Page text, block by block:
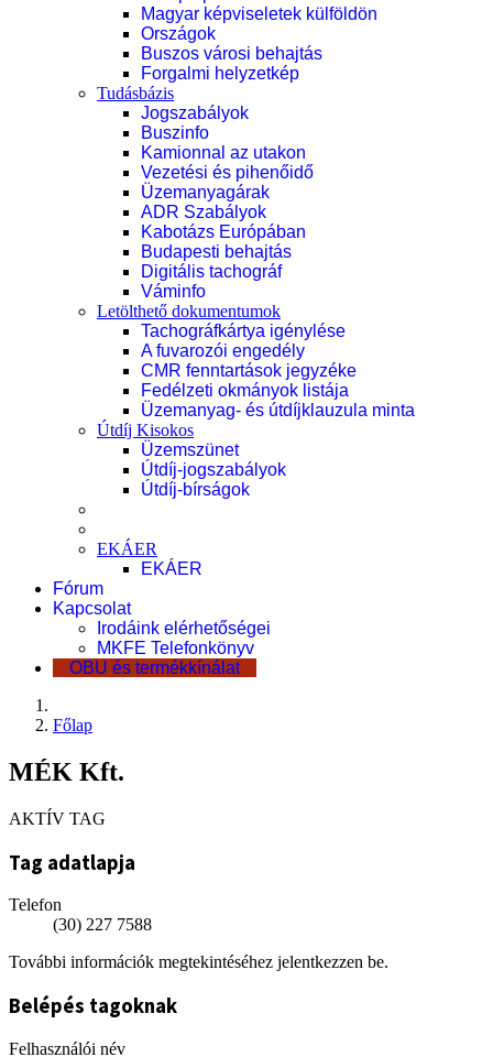
Magyar képviseletek külföldön
Országok
Buszos városi behajtás
Forgalmi helyzetkép
Tudásbázis
Jogszabályok
Buszinfo
Kamionnal az utakon
Vezetési és pihenőidő
Üzemanyagárak
ADR Szabályok
Kabotázs Európában
Budapesti behajtás
Digitális tachográf
Váminfo
Letölthető dokumentumok
Tachográfkártya igénylése
A fuvarozói engedély
CMR fenntartások jegyzéke
Fedélzeti okmányok listája
Üzemanyag- és útdíjklauzula minta
Útdíj Kisokos
Üzemszünet
Útdíj-jogszabályok
Útdíj-bírságok
EKÁER
EKÁER
Fórum
Kapcsolat
Irodáink elérhetőségei
MKFE Telefonkönyv
OBU és termékkínálat
Főlap
MÉK Kft.
AKTÍV TAG
Tag adatlapja
Telefon
(30) 227 7588
További információk megtekintéséhez jelentkezzen be.
Belépés tagoknak
Felhasználói név